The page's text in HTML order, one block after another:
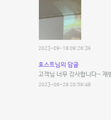
2023-09-18 09:26:39
호스트님의 답글
고객님 너무 감사합니다~ 재
2023-09-28 20:59:48